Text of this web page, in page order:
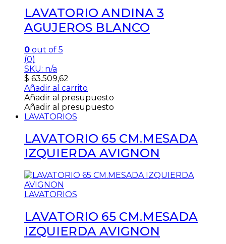
LAVATORIO ANDINA 3
AGUJEROS BLANCO
0 out of 5
(0)
SKU: n/a
$ 63.509,62
Añadir al carrito
Añadir al presupuesto
Añadir al presupuesto
LAVATORIOS
LAVATORIO 65 CM.MESADA
IZQUIERDA AVIGNON
LAVATORIOS
LAVATORIO 65 CM.MESADA
IZQUIERDA AVIGNON